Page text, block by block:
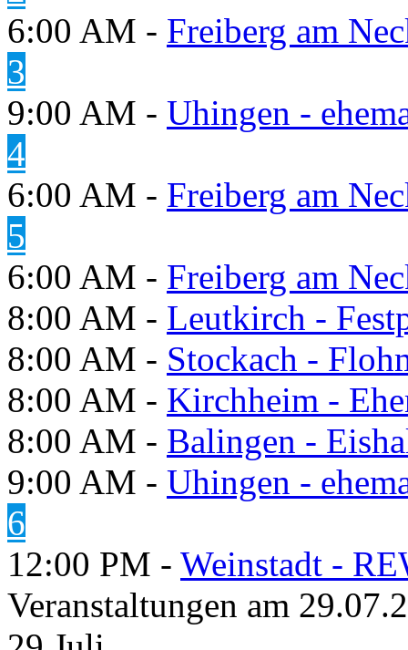
6:00 AM - Freiberg am
3
9:00 AM - Uhingen -
4
6:00 AM - Freiberg am
5
6:00 AM - Freiberg am
8:00 AM - Leutkirch -
8:00 AM - Stockach -
8:00 AM - Kirchheim -
8:00 AM - Balingen -
9:00 AM - Uhingen -
6
12:00 PM - Weinstadt -
Veranstaltungen am